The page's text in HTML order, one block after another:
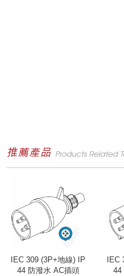
IEC 309 (3P+地線) IP
44 防潑水 AC插頭
44